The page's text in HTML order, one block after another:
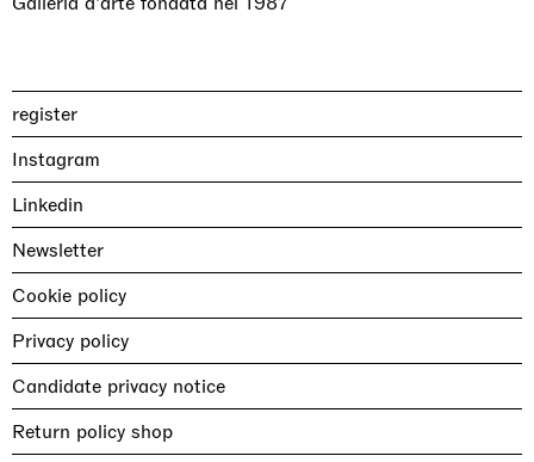
register
Instagram
Linkedin
Newsletter
Cookie policy
Privacy policy
Candidate privacy notice
Return policy shop